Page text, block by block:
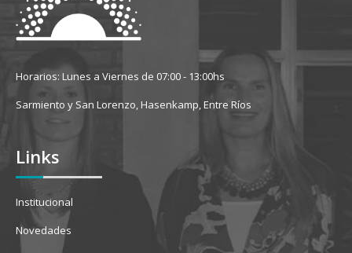
Horarios: Lunes a Viernes de 07:00 - 13:00hs
Sarmiento y San Lorenzo, Hasenkamp, Entre Ríos
Links
Institucional
Novedades